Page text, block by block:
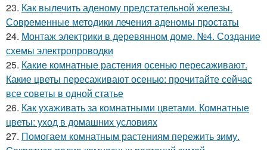
23. Как вылечить аденому предстательной железы.
Современные методики лечения аденомы простаты
24. Монтаж электрики в деревянном доме. №4. Создание
схемы электропроводки
25. Какие комнатные растения осенью пересаживают.
Какие цветы пересаживают осенью: прочитайте сейчас
все советы в одной статье
26. Как ухаживать за комнатными цветами. Комнатные
цветы: уход в домашних условиях
27. Помогаем комнатным растениям пережить зиму.